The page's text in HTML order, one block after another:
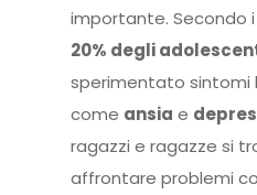
importante. Secondo i
20% degli
sperimentato sintomi
come ansia e
ragazzi e ragazze si
affrontare problemi